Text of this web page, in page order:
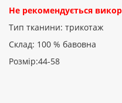
Не рекомендується
Тип тканини: трикотаж
Склад: 100 % бавовна
Розмір:44-58